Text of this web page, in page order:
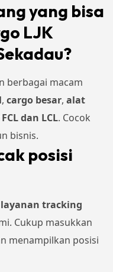
yang bisa
LJK
berbagai macam
, cargo besar, alat
dan LCL. Cocok
bisnis.
posisi
layanan tracking
Cukup masukkan
menampilkan posisi